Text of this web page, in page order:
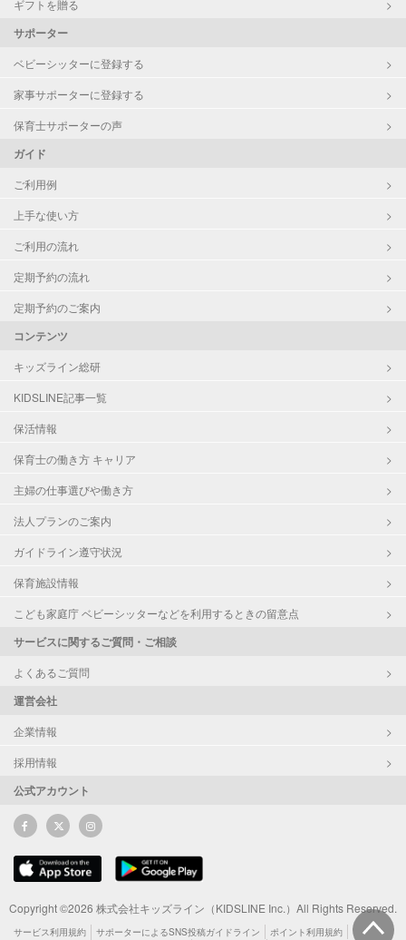
ギフトを贈る
サポーター
ベビーシッターに登録する
家事サポーターに登録する
保育士サポーターの声
ガイド
ご利用例
上手な使い方
ご利用の流れ
定期予約の流れ
定期予約のご案内
コンテンツ
キッズライン総研
KIDSLINE記事一覧
保活情報
保育士の働き方 キャリア
主婦の仕事選びや働き方
法人プランのご案内
ガイドライン遵守状況
保育施設情報
こども家庭庁 ベビーシッターなどを利用するときの留意点
サービスに関するご質問・ご相談
よくあるご質問
運営会社
企業情報
採用情報
公式アカウント
Copyright ©2026 株式会社キッズライン（KIDSLINE Inc.）All Rights Reserved.
サービス利用規約 サポーターによるSNS投稿ガイドライン
ポイント利用規約